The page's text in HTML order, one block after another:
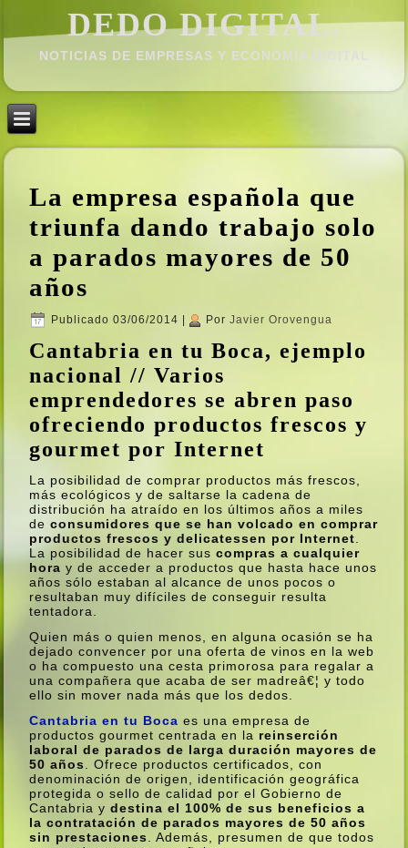
DEDO DIGITAL.
NOTICIAS DE EMPRESAS Y ECONOMÍ­A DIGITAL
La empresa española que
triunfa dando trabajo solo
a parados mayores de 50
años
Publicado 03/06/2014 Por Javier Orovengua
Cantabria en tu Boca, ejemplo
nacional // Varios
emprendedores se abren paso
ofreciendo productos frescos y
gourmet por Internet
La posibilidad de comprar productos más frescos,
más ecológicos y de saltarse la cadena de
distribución ha atraí­do en los últimos años a miles
deconsumidores que se han volcado en comprar
productos frescos y delicatessen por Internet
La posibilidad de hacer suscompras a cualquier
hora y de acceder a productos que hasta hace unos
años sólo estaban al alcance de unos pocos o
resultaban muy difí­ciles de conseguir resulta
tentadora.
Quien más o quien menos, en alguna ocasión se ha
dejado convencer por una oferta de vinos en la web
o ha compuesto una cesta primorosa para regalar a
una compañera que acaba de ser madreâ€¦ y todo
ello sin mover nada más que los dedos.
Cantabria en tu Boca es una empresa de
productos gourmet centrada en la reinserción
laboral de parados de larga duración mayores de
50 años
. Ofrece productos certificados, con
denominación de origen, identificación geográfica
protegida o sello de calidad por el Gobierno de
Cantabria ydestina el 100% de sus beneficios a
la contratación de parados mayores de 50 años
sin prestaciones
. Además, presumen de que todos